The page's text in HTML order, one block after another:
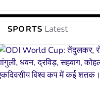
SPORTS Latest